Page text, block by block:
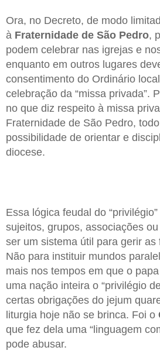
Ora, no Decreto, de modo
à Fraternidade de São Pedro,
podem celebrar nas igrejas e
enquanto em outros lugares
consentimento do Ordinário
celebração da “missa privada”.
no que diz respeito à missa
Fraternidade de São Pedro,
possibilidade de orientar e
diocese.
Essa lógica feudal do
sujeitos, grupos, associações
ser um sistema útil para gerir as
Não para instituir mundos
mais nos tempos em que o
uma nação inteira o “privilégio
certas obrigações do jejum
liturgia hoje não se brinca. Foi o
que fez dela uma “linguagem
pode abusar.